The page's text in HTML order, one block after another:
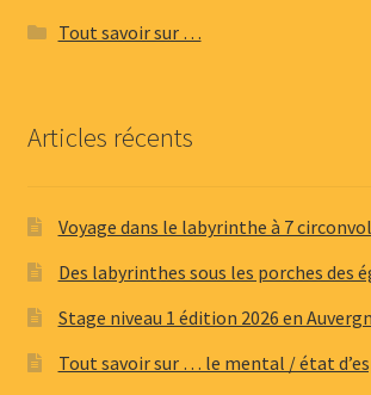
Tout savoir sur …
Articles récents
Voyage dans le labyrinthe à 7
Des labyrinthes sous les porches des
Stage niveau 1 édition 2026 en
Tout savoir sur … le mental / état